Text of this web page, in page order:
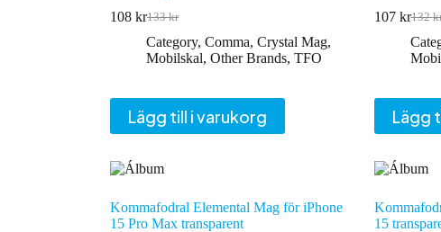
133kr
Det
ursprungliga
priset
108 krDet
nuvarande
priset
Category, Comma, Crystal Mag,
Mobilskal, Other Brands, TFO
Lägg till i varukorg
132
Det
priset
107 krDet
priset
Lägg
Kommafodral Elemental Mag för iPhone
15 Pro Max transparent
15